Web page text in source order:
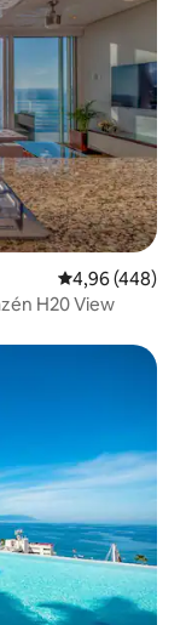
Priemerné
4,96 (448)
H20 View